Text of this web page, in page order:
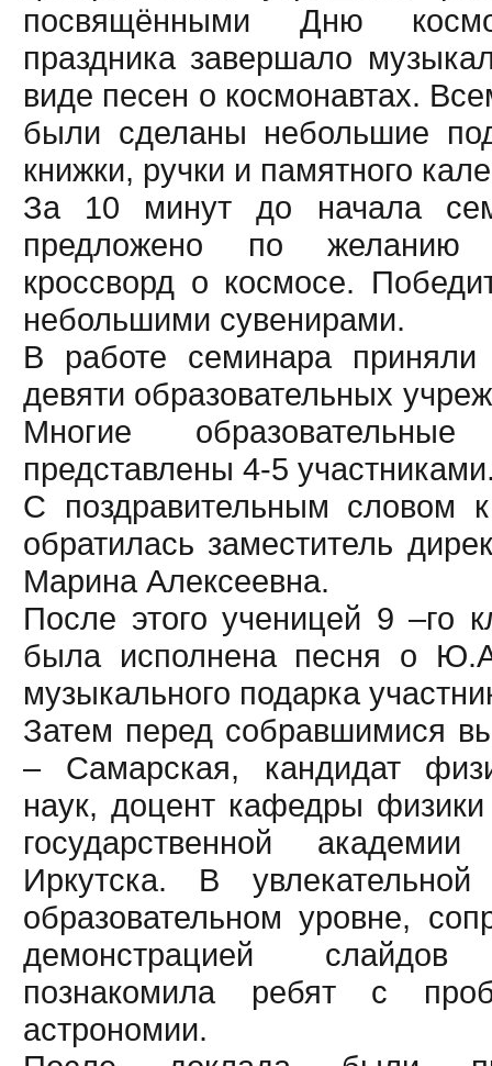
посвящёнными Дню
праздника завершало
виде песен о космонавтах.
были сделаны небольшие
книжки, ручки и памятного
За 10 минут до начала
предложено по желанию
кроссворд о космосе.
небольшими сувенирами.
В работе семинара приняли
девяти образовательных
Многие
представлены 4-5
С поздравительным словом
обратилась заместитель
Марина Алексеевна.
После этого ученицей 9 –го
была исполнена песня о
музыкального подарка
Затем перед собравшимися
– Самарская, кандидат
наук, доцент кафедры
государственной
Иркутска. В
образовательном уровне,
демонстрацией
познакомила ребят с
астрономии.